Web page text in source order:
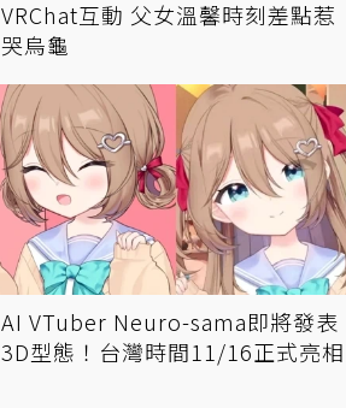
VRChat互動 父女溫馨時刻差點惹
哭烏龜
AI VTuber Neuro-sama即將發表
3D型態！台灣時間11/16正式亮相